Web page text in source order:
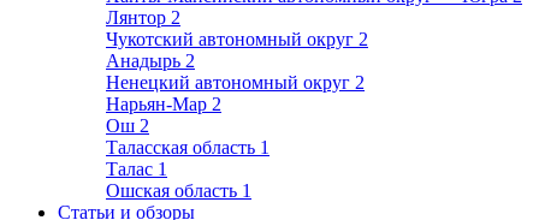
Лянтор 2
Чукотский автономный округ 2
Анадырь 2
Ненецкий автономный округ 2
Нарьян-Мар 2
Ош 2
Таласская область 1
Талас 1
Ошская область 1
Статьи и обзоры